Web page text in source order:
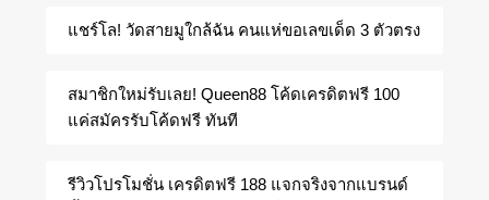
แชร์โล! วัดสายมูใกล้ฉัน คนแห่ขอเลขเด็ด 3 ตัวตรง
สมาชิกใหม่รับเลย! Queen88 โค้ดเครดิตฟรี 100
แค่สมัครรับโค้ดฟรี ทันที
รีวิวโปรโมชั่น เครดิตฟรี 188 แจกจริงจากแบรนด์